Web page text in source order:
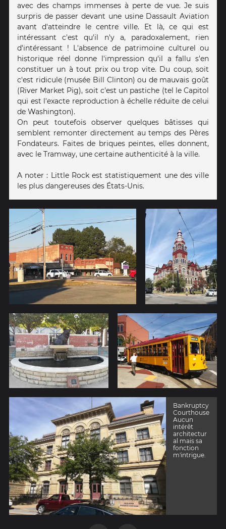
avec des champs immenses à perte de vue. Je suis
surpris de passer devant une usine Dassault Aviation
avant d'atteindre le centre ville. Et là, ce qui est
intéressant c'est qu'il n'y a, paradoxalement, rien
d'intéressant ! L'absence de patrimoine culturel ou
historique réel donne l'impression qu'il a fallu s'en
constituer un à tout prix ou trop vite. Du coup, soit
c'est ridicule (musée Bill Clinton) ou de mauvais goût
(River Market Pig), soit c'est un pastiche (tel le Capitol
qui est l'exacte reproduction à échelle réduite de celui
de Washington).
On peut toutefois observer quelques bâtisses qui
semblent remonter directement au temps des Pères
Fondateurs. Faites de briques peintes, elles donnent,
avec le Tramway, une certaine authenticité à la ville.
A noter : Little Rock est statistiquement une des ville
les plus dangereuses des États-Unis.
Bankruptcy
Courthouse
Aucun
intérêt
architectur
al mais sa
fonction
m'intrigue.